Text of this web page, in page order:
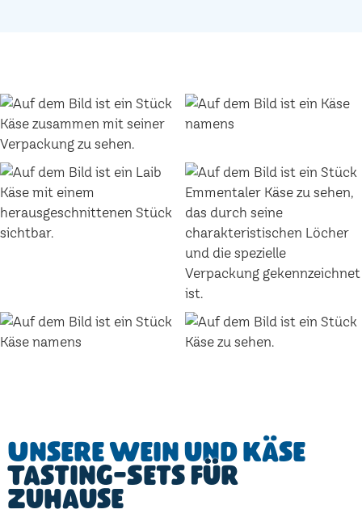
Unsere Wein und Käse
Tasting-Sets für
Zuhause